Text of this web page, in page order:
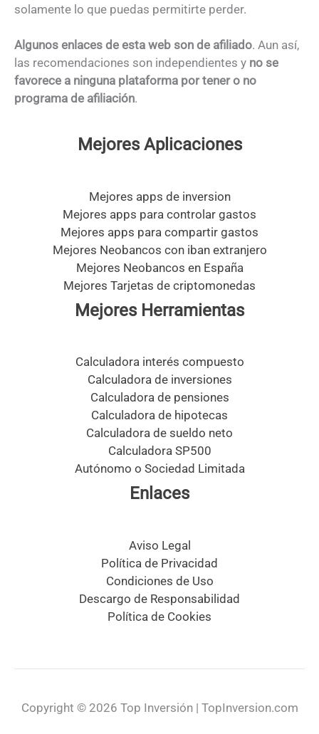
solamente lo que puedas permitirte perder.
Algunos enlaces de esta web son de afiliado. Aun así,
las recomendaciones son independientes y no se
favorece a ninguna plataforma por tener o no
programa de afiliación.
Mejores Aplicaciones
Mejores apps de inversion
Mejores apps para controlar gastos
Mejores apps para compartir gastos
Mejores Neobancos con iban extranjero
Mejores Neobancos en España
Mejores Tarjetas de criptomonedas
Mejores Herramientas
Calculadora interés compuesto
Calculadora de inversiones
Calculadora de pensiones
Calculadora de hipotecas
Calculadora de sueldo neto
Calculadora SP500
Autónomo o Sociedad Limitada
Enlaces
Aviso Legal
Política de Privacidad
Condiciones de Uso
Descargo de Responsabilidad
Política de Cookies
Copyright © 2026 Top Inversión | TopInversion.com